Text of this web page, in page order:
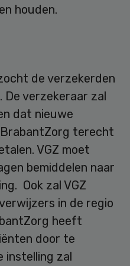
houden.
de verzekerden
verzekeraar zal
dat nieuwe
terecht
VGZ moet
bemiddelen naar
Ook zal VGZ
in de regio
heeft
door te
instelling zal